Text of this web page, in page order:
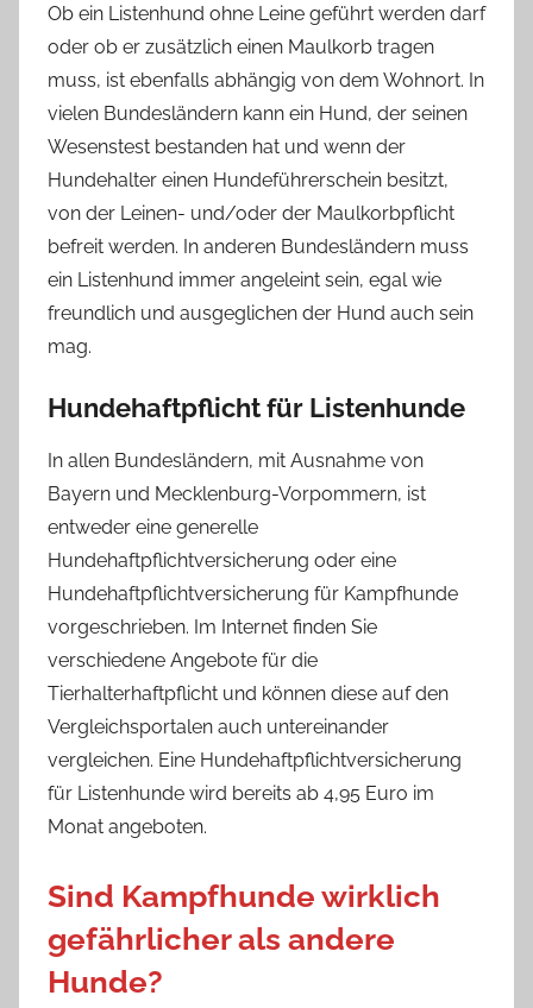
Ob ein Listenhund ohne Leine geführt werden darf
oder ob er zusätzlich einen Maulkorb tragen
muss, ist ebenfalls abhängig von dem Wohnort. In
vielen Bundesländern kann ein Hund, der seinen
Wesenstest bestanden hat und wenn der
Hundehalter einen Hundeführerschein besitzt,
von der Leinen- und/oder der Maulkorbpflicht
befreit werden. In anderen Bundesländern muss
ein Listenhund immer angeleint sein, egal wie
freundlich und ausgeglichen der Hund auch sein
mag.
Hundehaftpflicht für Listenhunde
In allen Bundesländern, mit Ausnahme von
Bayern und Mecklenburg-Vorpommern, ist
entweder eine generelle
Hundehaftpflichtversicherung oder eine
Hundehaftpflichtversicherung für Kampfhunde
vorgeschrieben. Im Internet finden Sie
verschiedene Angebote für die
Tierhalterhaftpflicht und können diese auf den
Vergleichsportalen auch untereinander
vergleichen. Eine Hundehaftpflichtversicherung
für Listenhunde wird bereits ab 4,95 Euro im
Monat angeboten.
Sind Kampfhunde wirklich
gefährlicher als andere
Hunde?